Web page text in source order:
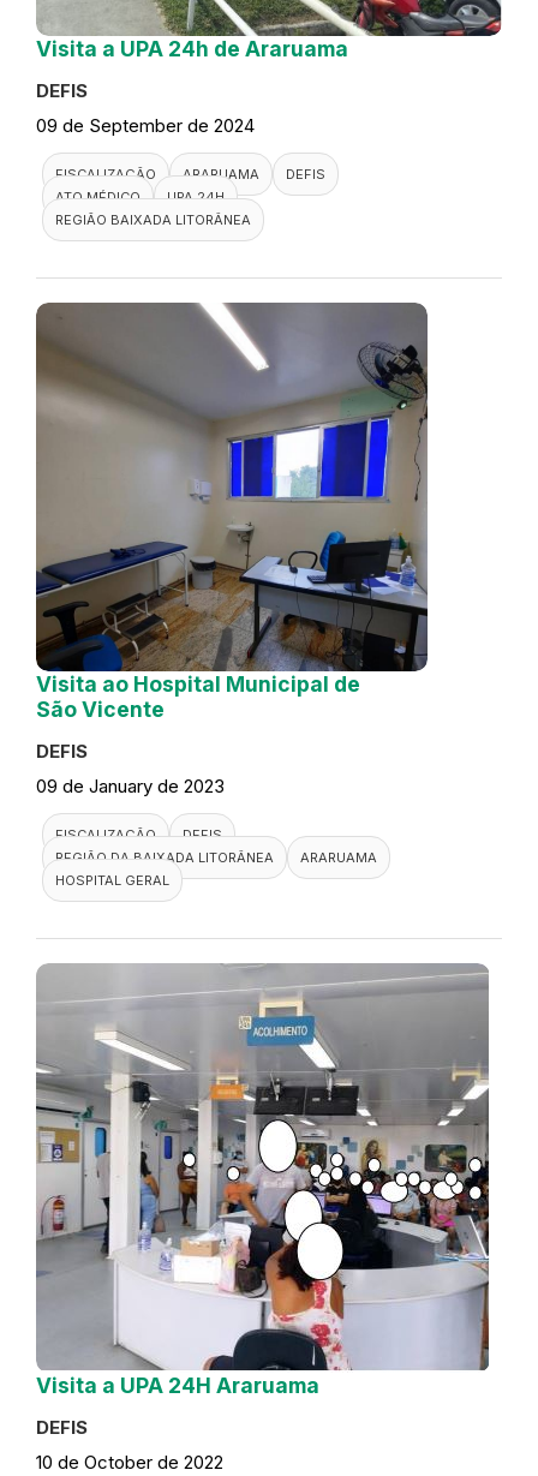
Visita a UPA 24h de Araruama
DEFIS
09 de September de 2024
FISCALIZAÇÃO ARARUAMA
DEFIS
ATO MÉDICO
UPA 24H
REGIÃO BAIXADA LITORÂNEA
Visita ao Hospital Municipal de
São Vicente
DEFIS
09 de January de 2023
FISCALIZAÇÃO
DEFIS
REGIÃO DA BAIXADA LITORÂNEA
ARARUAMA
HOSPITAL GERAL
Visita a UPA 24H Araruama
DEFIS
10 de October de 2022